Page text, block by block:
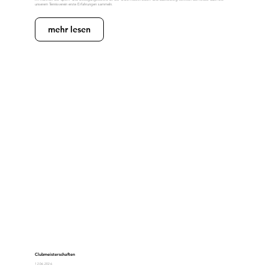
unserem Tennisverein erste Erfahrungen sammeln.
mehr lesen
Clubmeisterschaften
12.06.2026